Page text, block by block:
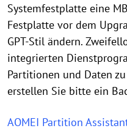
Systemfestplatte eine
Festplatte vor dem
GPT-Stil ändern.
integrierten
Partitionen und Daten
erstellen Sie bitte ein
AOMEI Partition